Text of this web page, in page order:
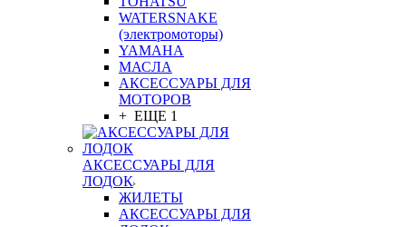
WATERSNAKE
(электромоторы)
YAMAHA
МАСЛА
АКСЕССУАРЫ ДЛЯ
МОТОРОВ
+ ЕЩЕ 1
АКСЕССУАРЫ ДЛЯ
ЛОДОК
ЖИЛЕТЫ
АКСЕССУАРЫ ДЛЯ